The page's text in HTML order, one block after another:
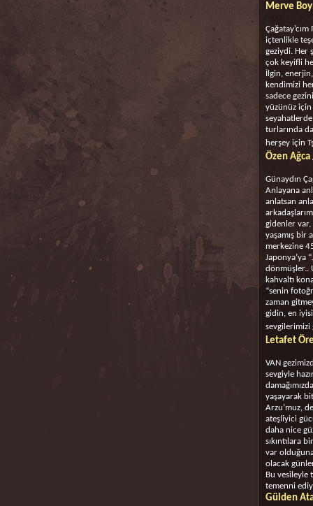
Merve
içtenlikle
geziydi. Her
çok keyifli
İlgin,
kendimizi
sadece
yüzünüz için
turlarında
herşey için
Özen
Günaydın
Anlayana
anlatsan
gidenler var,
yaşamış bir
merkezine
Japonya’ya
dönmüşler..
kahvaltı
“senin
zaman
gidin, en
Letafet
VAN
sevgiyle
yaşayarak
Arzu’muz,
ateşliyici
daha nice
sıkıntılara
var
olacak
Bu vesileyle
temenni
Gülden